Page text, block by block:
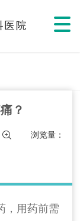
？
浏览量：
，用药前需